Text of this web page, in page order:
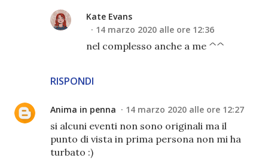
RISPONDI
Kate Evans
14 marzo 2020 alle ore 12:36
nel complesso anche a me ^^
Anima in penna 14 marzo 2020 alle ore 12:27
si alcuni eventi non sono originali ma il
punto di vista in prima persona non mi ha
turbato :)